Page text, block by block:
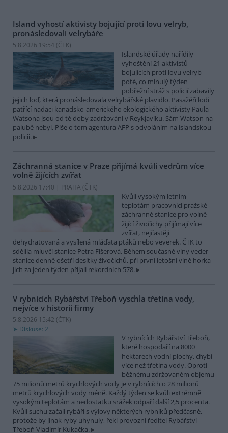
Island vyhostí aktivisty bojující proti lovu velryb,
pronásledovali velrybáře
5.8.2026 19:54 (ČTK)
Islandské úřady nařídily
vyhoštění 21 aktivistů
bojujících proti lovu velryb
poté, co minulý týden
pobřežní stráž s policií zabavily
jejich loď, která pronásledovala velrybářské plavidlo. Pasažéři lodi
patřící nadaci kanadsko-amerického ekologického aktivisty Paula
Watsona jsou od té doby zadržováni v Reykjavíku. Sám Watson na
palubě nebyl. Píše o tom agentura AFP s odvoláním na islandskou
policii.
Záchranná stanice v Praze přijímá kvůli vedrům více
volně žijících zvířat
5.8.2026 17:40 | PRAHA (ČTK)
Kvůli vysokým letním
teplotám pracovníci pražské
záchranné stanice pro volně
žijící živočichy přijímají více
zvířat, nejčastěji
dehydratovaná a vysílená mláďata ptáků nebo veverek. ČTK to
sdělila mluvčí stanice Petra Fišerová. Během současné vlny veder
stanice denně ošetří desítky živočichů, při první letošní vlně horka
jich za jeden týden přijali rekordních 578.
V rybnících Rybářství Třeboň vyschla třetina vody,
nejvíce v historii firmy
5.8.2026 15:42 (ČTK)
Diskuse: 2
V rybnících Rybářství Třeboň,
které hospodaří na 8000
hektarech vodní plochy, chybí
více než třetina vody. Oproti
běžnému zdržovaném objemu
75 milionů metrů krychlových vody je v rybnících o 28 milionů
metrů krychlových vody méně. Každý týden se kvůli extrémně
vysokým teplotám a nedostatku srážek odpaří další 2,5 procenta.
Kvůli suchu začali rybáři s výlovy některých rybníků předčasně,
protože by jinak ryby uhynuly, řekl provozní ředitel Rybářství
Třeboň Vladimír Kukačka.